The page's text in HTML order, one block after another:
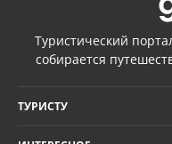
Туристический
собирается
ТУРИСТУ